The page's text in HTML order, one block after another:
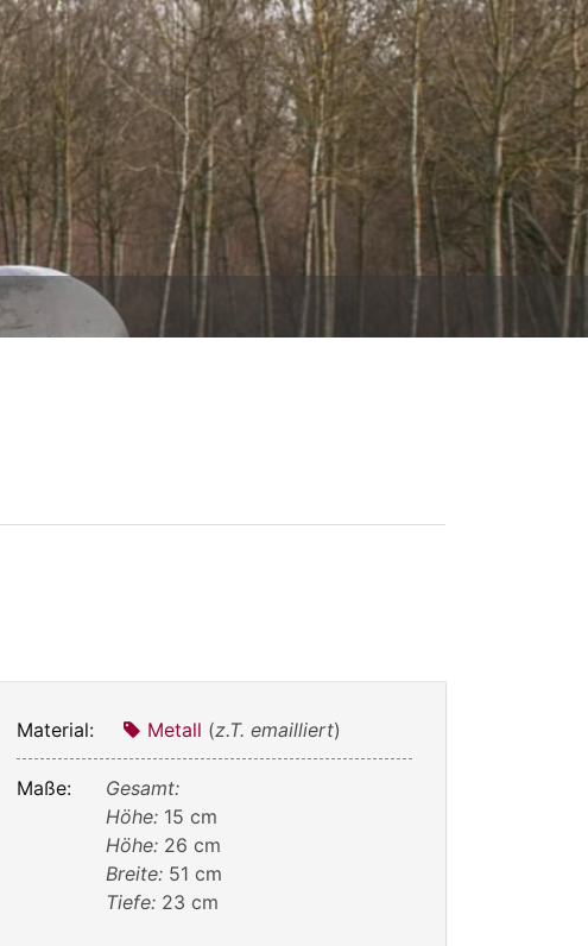
Material: Metall (z.T. emailliert)
Maße:
Gesamt:
Höhe: 15 cm
Höhe: 26 cm
Breite: 51 cm
Tiefe: 23 cm